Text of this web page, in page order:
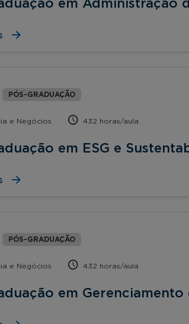
em Administração
PÓS-GRADUAÇÃO
e Negócios 432 horas/aula
em ESG e
PÓS-GRADUAÇÃO
e Negócios 432 horas/aula
em